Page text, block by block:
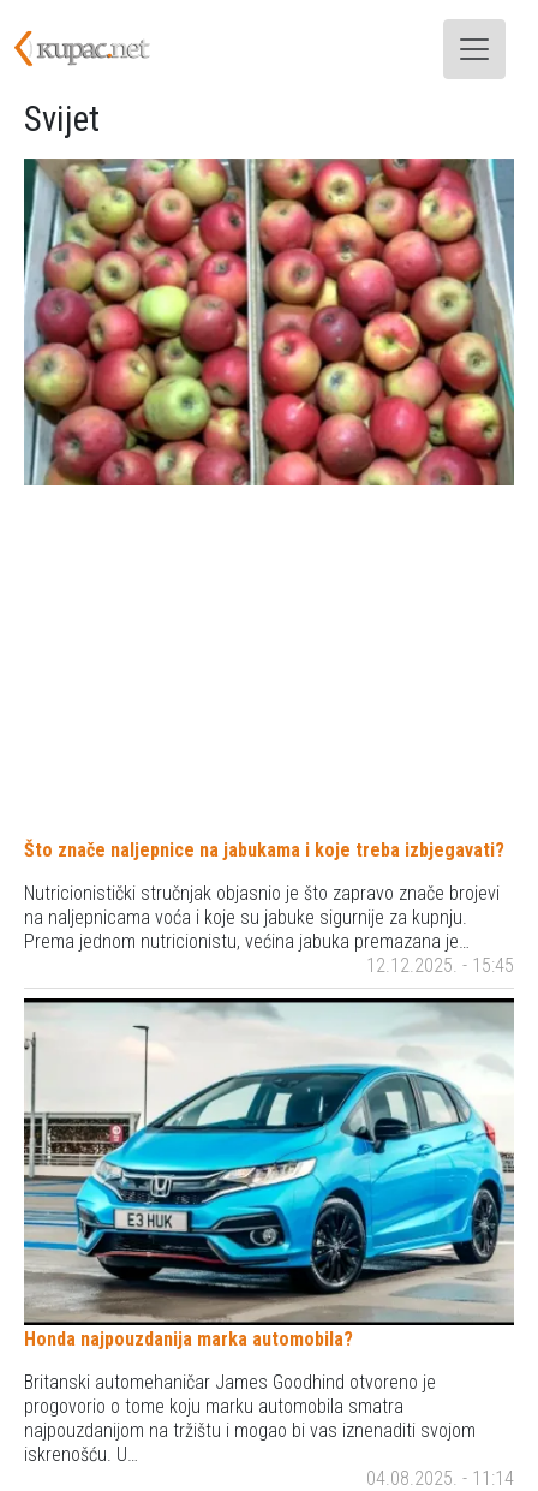
Svijet
Što znače naljepnice na jabukama i koje treba izbjegavati?
Nutricionistički stručnjak objasnio je što zapravo znače brojevi
na naljepnicama voća i koje su jabuke sigurnije za kupnju.
Prema jednom nutricionistu, većina jabuka premazana je…
12.12.2025. - 15:45
Honda najpouzdanija marka automobila?
Britanski automehaničar James Goodhind otvoreno je
progovorio o tome koju marku automobila smatra
najpouzdanijom na tržištu i mogao bi vas iznenaditi svojom
iskrenošću. U…
04.08.2025. - 11:14